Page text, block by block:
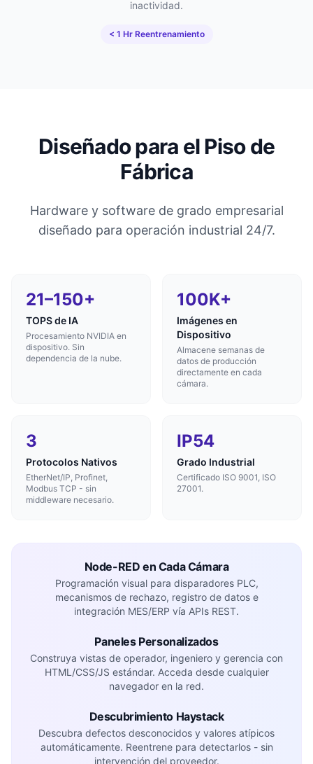
inactividad.
< 1 Hr Reentrenamiento
Diseñado para el Piso de
Fábrica
Hardware y software de grado empresarial
diseñado para operación industrial 24/7.
21–150+
TOPS de IA
Procesamiento NVIDIA en
dispositivo. Sin
dependencia de la nube.
100K+
Imágenes en
Dispositivo
Almacene semanas de
datos de producción
directamente en cada
cámara.
3
Protocolos Nativos
EtherNet/IP, Profinet,
Modbus TCP - sin
middleware necesario.
IP54
Grado Industrial
Certificado ISO 9001, ISO
27001.
Node-RED en Cada Cámara
Programación visual para disparadores PLC,
mecanismos de rechazo, registro de datos e
integración MES/ERP vía APIs REST.
Paneles Personalizados
Construya vistas de operador, ingeniero y gerencia con
HTML/CSS/JS estándar. Acceda desde cualquier
navegador en la red.
Descubrimiento Haystack
Descubra defectos desconocidos y valores atípicos
automáticamente. Reentrene para detectarlos - sin
intervención del proveedor.